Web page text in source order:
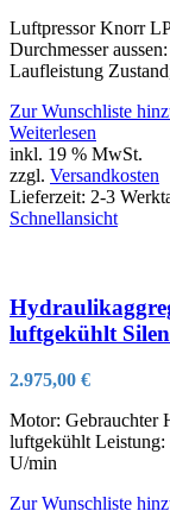
Luftpressor Knorr
Durchmesser
Laufleistung
Zur Wunschliste
Weiterlesen
inkl. 19 % MwSt.
zzgl. Versandkosten
Lieferzeit: 2-3
Schnellansicht
luftgekühlt
2.975,00 €
Motor: Gebrauchter
luftgekühlt
U/min
Zur Wunschliste